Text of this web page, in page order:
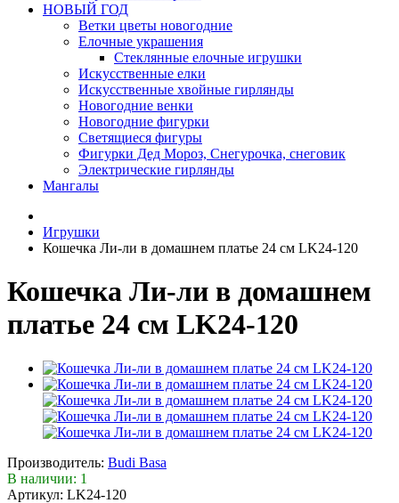
НОВЫЙ ГОД
Ветки цветы новогодние
Елочные украшения
Стеклянные елочные игрушки
Искусственные елки
Искусственные хвойные гирлянды
Новогодние венки
Новогодние фигурки
Светящиеся фигуры
Фигурки Дед Мороз, Снегурочка, снеговик
Электрические гирлянды
Мангалы
Игрушки
Кошечка Ли-ли в домашнем платье 24 см LK24-120
Кошечка Ли-ли в домашнем
платье 24 см LK24-120
Производитель: Budi Basa
В наличии: 1
Артикул: LK24-120